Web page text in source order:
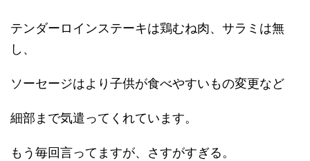
テンダーロインステーキは鶏むね肉、サラミは無
し、
ソーセージはより子供が食べやすいもの変更など
細部まで気遣ってくれています。
もう毎回言ってますが、さすがすぎる。